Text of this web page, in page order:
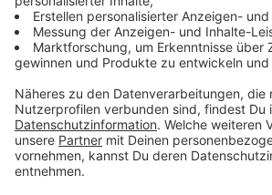
DoS
Anzeige